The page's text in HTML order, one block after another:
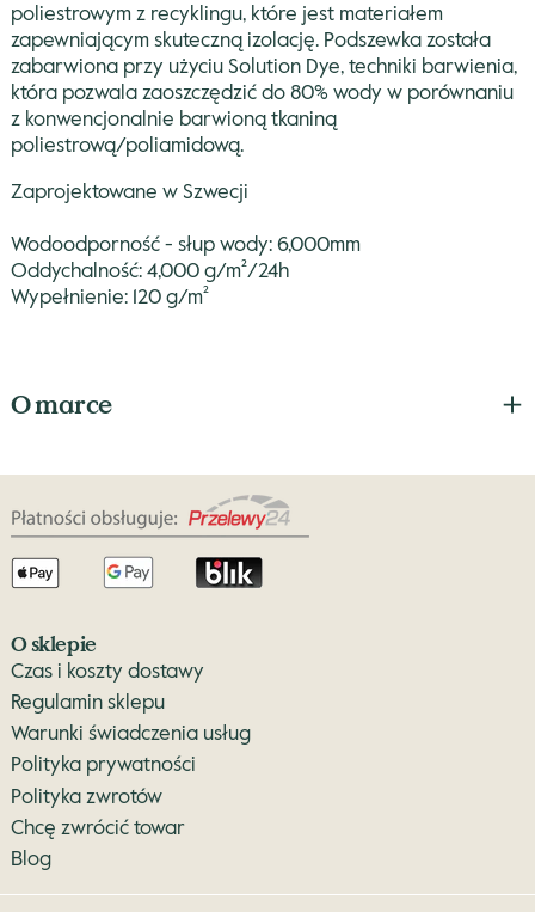
poliestrowym z recyklingu, które jest materiałem
zapewniającym skuteczną izolację. Podszewka została
zabarwiona przy użyciu Solution Dye, techniki barwienia,
która pozwala zaoszczędzić do 80% wody w porównaniu
z konwencjonalnie barwioną tkaniną
poliestrową/poliamidową.
Zaprojektowane w Szwecji
Wodoodporność - słup wody: 6,000mm
Oddychalność: 4,000 g/m²/24h
Wypełnienie: 120 g/m²
O marce
O sklepie
Czas i koszty dostawy
Regulamin sklepu
Warunki świadczenia usług
Polityka prywatności
Polityka zwrotów
Chcę zwrócić towar
Blog